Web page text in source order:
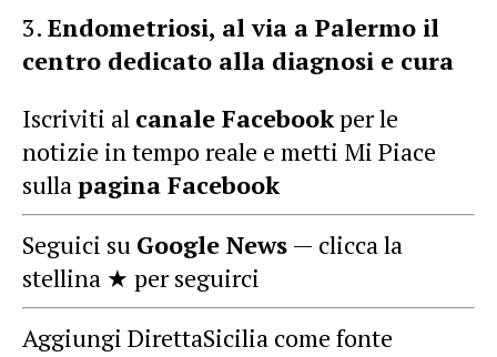
Endometriosi, al via a Palermo il
centro dedicato alla diagnosi e cura
Iscriviti al canale Facebookper le
notizie in tempo reale e metti Mi Piace
sullapagina Facebook
Seguici su Google News — clicca la
stellina ★ per seguirci
Aggiungi DirettaSicilia come fonte